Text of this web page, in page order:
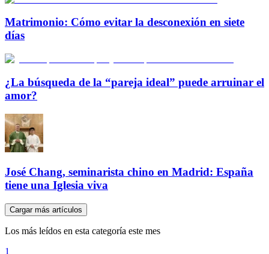
Matrimonio: Cómo evitar la desconexión en siete
días
¿La búsqueda de la “pareja ideal” puede arruinar el
amor?
José Chang, seminarista chino en Madrid: España
tiene una Iglesia viva
Cargar más artículos
Los más leídos en esta categoría este mes
1